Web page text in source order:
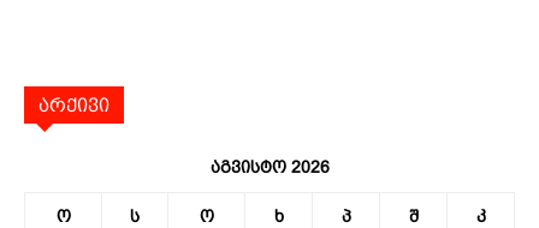
არქივი
აგვისტო 2026
ო ს ო ხ პ შ კ